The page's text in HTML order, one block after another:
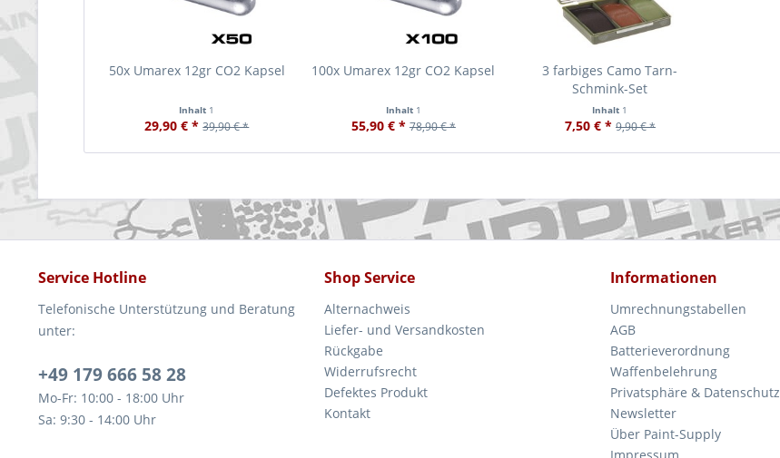
50x Umarex 12gr CO2 Kapsel
Inhalt 1
29,90 € * 39,90 € *
100x Umarex 12gr CO2 Kapsel
Inhalt 1
55,90 € * 78,90 € *
3 farbiges Camo Tarn-
Schmink-Set
Inhalt 1
7,50 € * 9,90 € *
Service Hotline
Telefonische Unterstützung und Beratung
unter:
+49 179 666 58 28
Mo-Fr: 10:00 - 18:00 Uhr
Sa: 9:30 - 14:00 Uhr
Shop Service
Alternachweis
Liefer- und Versandkosten
Rückgabe
Widerrufsrecht
Defektes Produkt
Kontakt
Informationen
Umrechnungstabellen
AGB
Batterieverordnung
Waffenbelehrung
Privatsphäre & Datenschutz
Newsletter
Über Paint-Supply